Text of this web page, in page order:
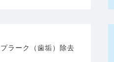
プラーク（歯垢）除去